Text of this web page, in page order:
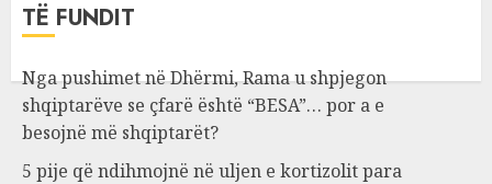
TË FUNDIT
Nga pushimet në Dhërmi, Rama u shpjegon
shqiptarëve se çfarë është “BESA”… por a e
besojnë më shqiptarët?
5 pije që ndihmojnë në uljen e kortizolit para